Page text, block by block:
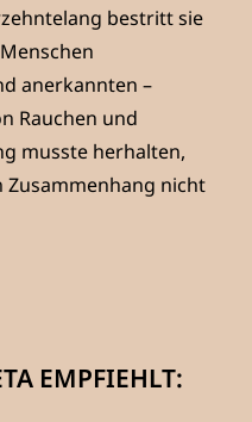
bestritt sie
anerkannten –
Rauchen und
musste herhalten,
Zusammenhang nicht
EMPFIEHLT: